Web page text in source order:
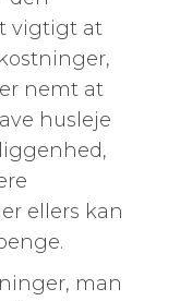
vigtigt at
nemt at
husleje
ellers kan
man